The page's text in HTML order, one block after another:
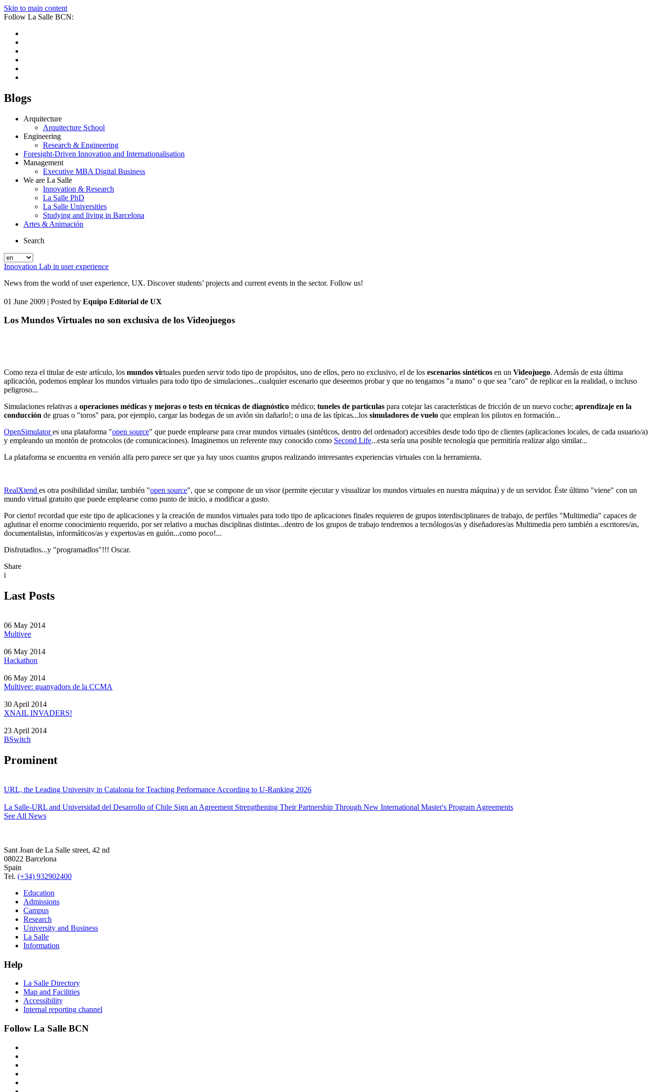
Skip to main content
Follow La Salle BCN:
Blogs
Arquitecture
Arquitecture School
Engineering
Research & Engineering
Foresight-Driven Innovation and Internationalisation
Management
Executive MBA Digital Business
We are La Salle
Innovation & Research
La Salle PhD
La Salle Universities
Studying and living in Barcelona
Artes & Animación
Search
Innovation Lab in user experience
News from the world of user experience, UX. Discover students’ projects and current events in the sector. Follow us!
01 June 2009 | Posted by Equipo Editorial de UX
Los Mundos Virtuales no son exclusiva de los Videojuegos
Como reza el titular de este artículo, los mundos virtuales pueden servir todo tipo de propósitos, uno de ellos, pero no exclusivo, el de los escenarios sintéticos en un Videojuego. Además de esta última
aplicación, podemos emplear los mundos virtuales para todo tipo de simulaciones...cualquier escenario que deseemos probar y que no tengamos "a mano" o que sea "caro" de replicar en la realidad, o incluso
peligroso...
Simulaciones relativas a operaciones médicas y mejoras o tests en técnicas de diagnóstico médico; tuneles de partículas para cotejar las características de fricción de un nuevo coche; aprendizaje en la
conducción de gruas o "toros" para, por ejemplo, cargar las bodegas de un avión sin dañarlo!; o una de las típicas...los simuladores de vuelo que emplean los pilotos en formación...
OpenSimulatores una plataforma "open source" que puede emplearse para crear mundos virtuales (sintéticos, dentro del ordenador) accesibles desde todo tipo de clientes (aplicaciones locales, de cada usuario/a)
y empleando un montón de protocolos (de comunicaciones). Imaginemos un referente muy conocido como Second Life...esta sería una posible tecnología que permitiría realizar algo similar...
La plataforma se encuentra en versión alfa pero parece ser que ya hay unos cuantos grupos realizando interesantes experiencias virtuales con la herramienta.
RealXtend es otra posibilidad similar, también "open source", que se compone de un visor (permite ejecutar y visualizar los mundos virtuales en nuestra máquina) y de un servidor. Éste último "viene" con un
mundo virtual gratuito que puede emplearse como punto de inicio, a modificar a gusto.
Por cierto! recordad que este tipo de aplicaciones y la creación de mundos virtuales para todo tipo de aplicaciones finales requieren de grupos interdisciplinares de trabajo, de perfiles "Multimedia" capaces de
aglutinar el enorme conocimiento requerido, por ser relativo a muchas disciplinas distintas...dentro de los grupos de trabajo tendremos a tecnólogos/as y diseñadores/as Multimedia pero también a escritores/as,
documentalistas, informáticos/as y expertos/as en guión...como poco!...
Disfrutadlos...y "programadlos"!!! Oscar.
Share
i
Last Posts
06 May 2014
Multivee
06 May 2014
Hackathon
06 May 2014
Multivee: guanyadors de la CCMA
30 April 2014
XNAIL INVADERS!
23 April 2014
BSwitch
Prominent
URL, the Leading University in Catalonia for Teaching Performance According to U-Ranking 2026
La Salle-URL and Universidad del Desarrollo of Chile Sign an Agreement Strengthening Their Partnership Through New International Master's Program Agreements
See All News
Sant Joan de La Salle street, 42 nd
08022 Barcelona
Spain
Tel. (+34) 932902400
Education
Admissions
Campus
Research
University and Business
La Salle
Information
Help
La Salle Directory
Map and Facilities
Accessibility
Internal reporting channel
Follow La Salle BCN